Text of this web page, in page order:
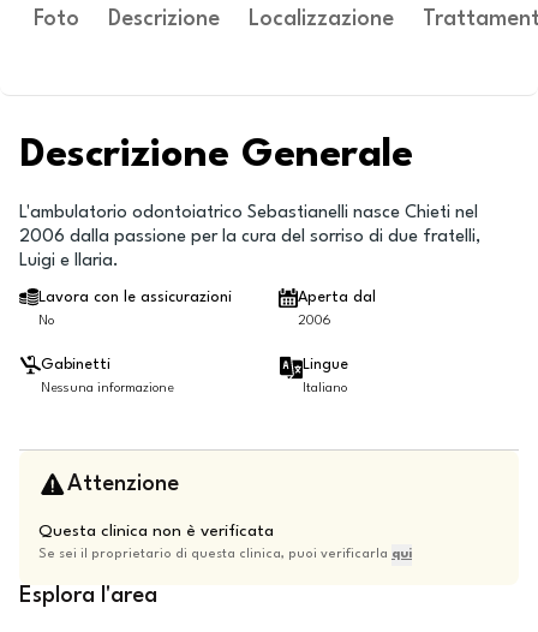
Foto Descrizione Localizzazione
Descrizione Generale
L'ambulatorio odontoiatrico Sebastianelli nasce Chieti nel
2006 dalla passione per la cura del sorriso di due fratelli,
Luigi e Ilaria.
Lavora con le assicurazioni
No
Aperta dal
2006
Gabinetti
Nessuna informazione
Lingue
Italiano
Attenzione
Questa clinica non è verificata
Se sei il proprietario di questa clinica, puoi verificarla qui
Esplora l'area